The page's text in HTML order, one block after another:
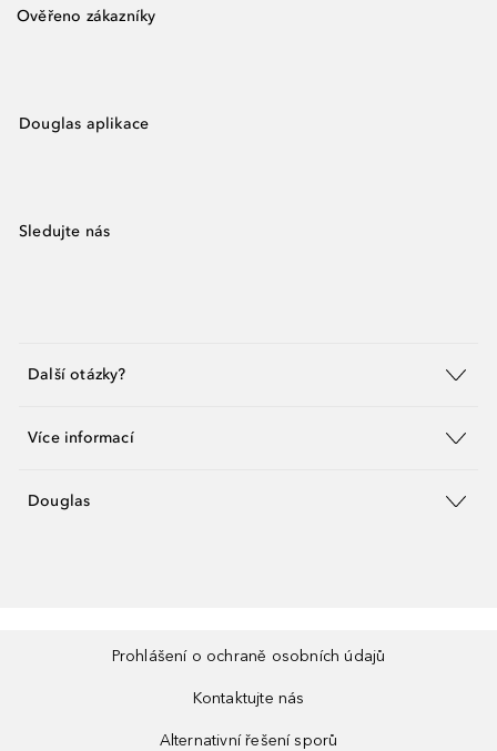
Ověřeno zákazníky
Douglas aplikace
Sledujte nás
Další otázky?
Více informací
Douglas
Prohlášení o ochraně osobních údajů
Kontaktujte nás
Alternativní řešení sporů